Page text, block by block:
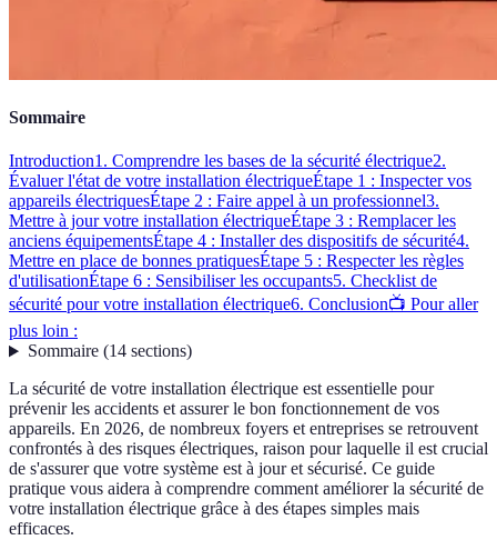
Sommaire
Introduction1. Comprendre les bases de la sécurité électrique2.
Évaluer l'état de votre installation électriqueÉtape 1 : Inspecter vos
appareils électriquesÉtape 2 : Faire appel à un professionnel3.
Mettre à jour votre installation électriqueÉtape 3 : Remplacer les
anciens équipementsÉtape 4 : Installer des dispositifs de sécurité4.
Mettre en place de bonnes pratiquesÉtape 5 : Respecter les règles
d'utilisationÉtape 6 : Sensibiliser les occupants5. Checklist de
sécurité pour votre installation électrique6. Conclusion📺 Pour aller
plus loin :
Sommaire(14 sections)
La sécurité de votre installation électrique est essentielle pour
prévenir les accidents et assurer le bon fonctionnement de vos
appareils. En 2026, de nombreux foyers et entreprises se retrouvent
confrontés à des risques électriques, raison pour laquelle il est crucial
de s'assurer que votre système est à jour et sécurisé. Ce guide
pratique vous aidera à comprendre comment améliorer la sécurité de
votre installation électrique grâce à des étapes simples mais
efficaces.